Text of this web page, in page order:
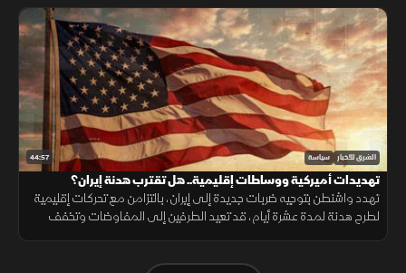
44:57 الشرق للأخبار سياسة
تهديدات أميركية ووساطات إقليمية.. هل تقترب هدنة إيران؟
تهدد واشنطن بتوجيه ضربات جديدة إلى إيران، بالتزامن مع تحركات إقليمية
لطرح هدنة لمدة عشرة أيام، قد تعيد الطرفين إلى المفاوضات وتخفف